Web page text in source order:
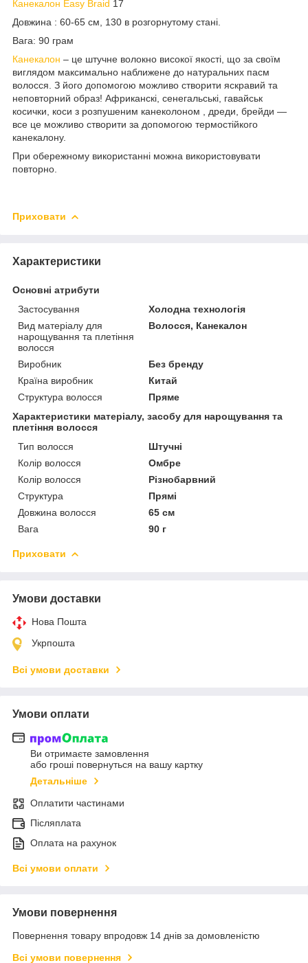
Канекалон Easy Braid 17
Довжина : 60-65 см, 130 в розгорнутому стані.
Вага: 90 грам
Канекалон – це штучне волокно високої якості, що за своїм
виглядом максимально наближене до натуральних пасм
волосся. З його допомогою можливо створити яскравий та
неповторний образ! Африканскі, сенегальські, гавайськ
косички, коси з розпушеним канеколоном , дреди, брейди —
все це можливо створити за допомогою термостійкого
канекалону.
При обережному використанні можна використовувати
повторно.
Приховати
Характеристики
Основні атрибути
Застосування
Холодна технологія
Вид матеріалу для
нарощування та плетіння
волосся
Волосся, Канекалон
Виробник
Без бренду
Країна виробник
Китай
Структура волосся
Пряме
Характеристики матеріалу, засобу для нарощування та
плетіння волосся
Тип волосся
Штучні
Колір волосся
Омбре
Колір волосся
Різнобарвний
Структура
Прямі
Довжина волосся
65 см
Вага
90 г
Приховати
Умови доставки
Нова Пошта
Укрпошта
Всі умови доставки
Умови оплати
Ви отримаєте замовлення
або гроші повернуться на вашу картку
Детальніше
Оплатити частинами
Післяплата
Оплата на рахунок
Всі умови оплати
Умови повернення
Повернення товару впродовж 14 днів за домовленістю
Всі умови повернення